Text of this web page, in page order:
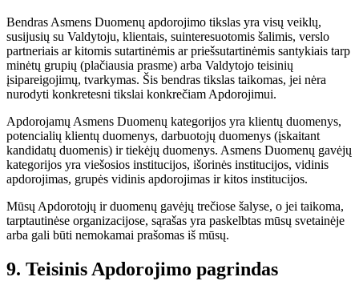
Bendras Asmens Duomenų apdorojimo tikslas yra visų veiklų,
susijusių su Valdytoju, klientais, suinteresuotomis šalimis, verslo
partneriais ar kitomis sutartinėmis ar priešsutartinėmis santykiais tarp
minėtų grupių (plačiausia prasme) arba Valdytojo teisinių
įsipareigojimų, tvarkymas. Šis bendras tikslas taikomas, jei nėra
nurodyti konkretesni tikslai konkrečiam Apdorojimui.
Apdorojamų Asmens Duomenų kategorijos yra klientų duomenys,
potencialių klientų duomenys, darbuotojų duomenys (įskaitant
kandidatų duomenis) ir tiekėjų duomenys. Asmens Duomenų gavėjų
kategorijos yra viešosios institucijos, išorinės institucijos, vidinis
apdorojimas, grupės vidinis apdorojimas ir kitos institucijos.
Mūsų Apdorotojų ir duomenų gavėjų trečiose šalyse, o jei taikoma,
tarptautinėse organizacijose, sąrašas yra paskelbtas mūsų svetainėje
arba gali būti nemokamai prašomas iš mūsų.
9. Teisinis Apdorojimo pagrindas